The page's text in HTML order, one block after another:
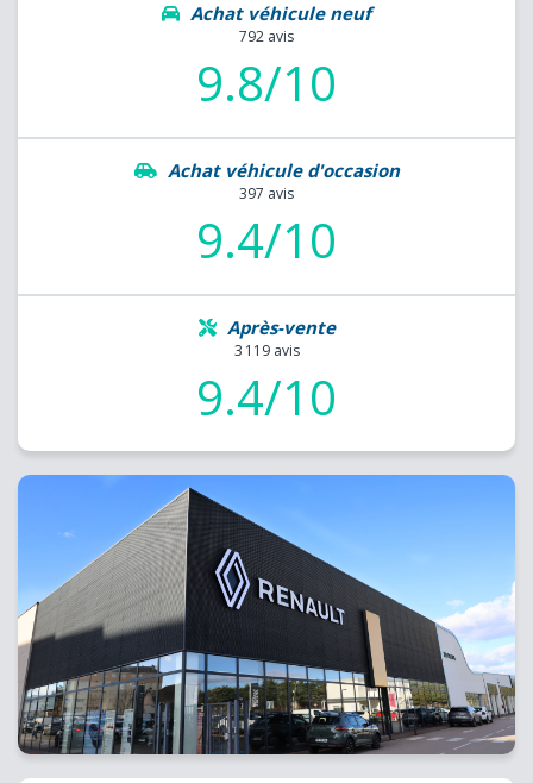
Achat véhicule neuf
792 avis
9.8/10
Achat véhicule d'occasion
397 avis
9.4/10
Après-vente
3 119 avis
9.4/10